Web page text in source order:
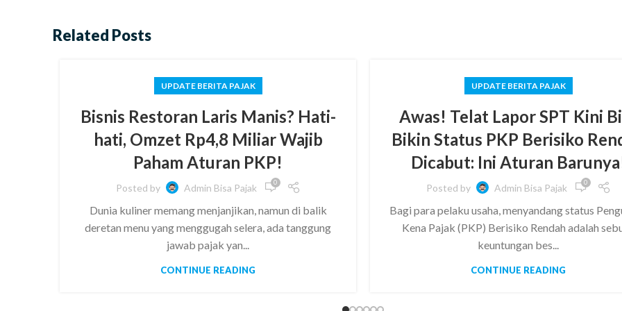
Related Posts
UPDATE BERITA PAJAK
Bisnis Restoran Laris Manis? Hati-
hati, Omzet Rp4,8 Miliar Wajib
Paham Aturan PKP!
Posted by Admin Bisa Pajak 0
Dunia kuliner memang menjanjikan, namun di balik
deretan menu yang menggugah selera, ada tanggung
jawab pajak yan...
CONTINUE READING
UPDATE BERITA PAJAK
Awas! Telat Lapor SPT Kini
Bikin Status PKP Berisiko
Dicabut: Ini Aturan
Posted by Admin Bisa Pajak 0
Bagi para pelaku usaha, menyandang status
Kena Pajak (PKP) Berisiko Rendah adalah
keuntungan bes...
CONTINUE READING